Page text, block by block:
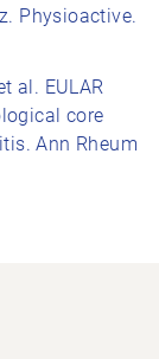
Physioactive.
al. EULAR
core
Ann Rheum